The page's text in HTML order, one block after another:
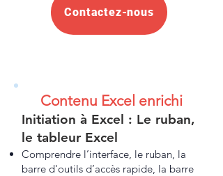
Contactez-nous
Contenu Excel enrichi
Initiation à Excel : Le ruban,
le tableur Excel
Comprendre l’interface, le ruban, la
barre d'outils d’accès rapide, la barre